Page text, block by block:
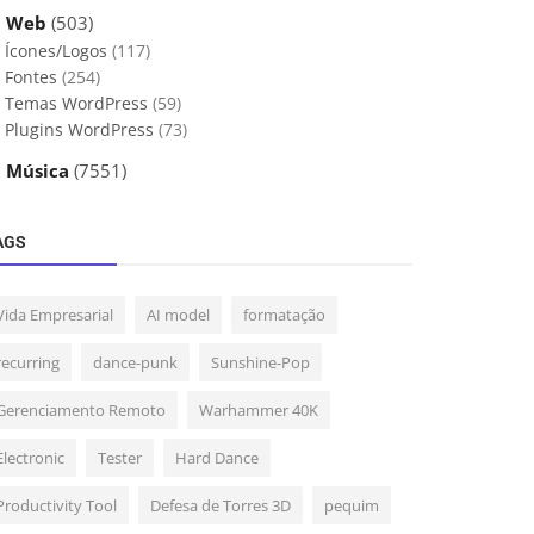
Web (503)
Ícones/Logos (117)
Fontes (254)
Temas WordPress (59)
Plugins WordPress (73)
Música (7551)
Empresarial AI model formatação
dance-punk Sunshine-Pop
Remoto Warhammer 40K
Tester Hard Dance
Tool Defesa de Torres 3D pequim